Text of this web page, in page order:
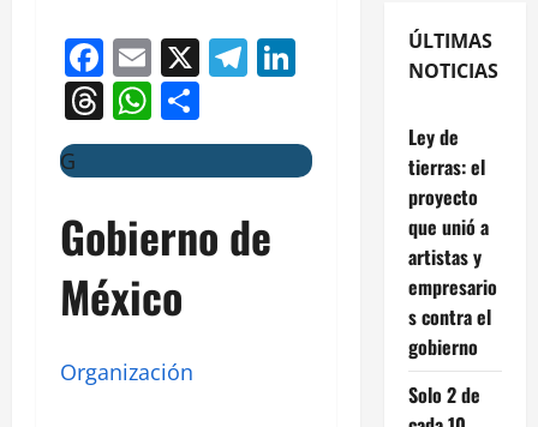
Facebook
Email
X Telegram
LinkedIn
Threads
WhatsApp
G
Gobierno de
México
Organización
ÚLTIMAS
NOTICIAS
Ley de
tierras: el
proyecto
que unió a
artistas y
empresario
s contra el
gobierno
Solo 2 de